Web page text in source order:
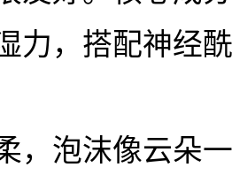
力，搭配神经
，泡沫像云朵